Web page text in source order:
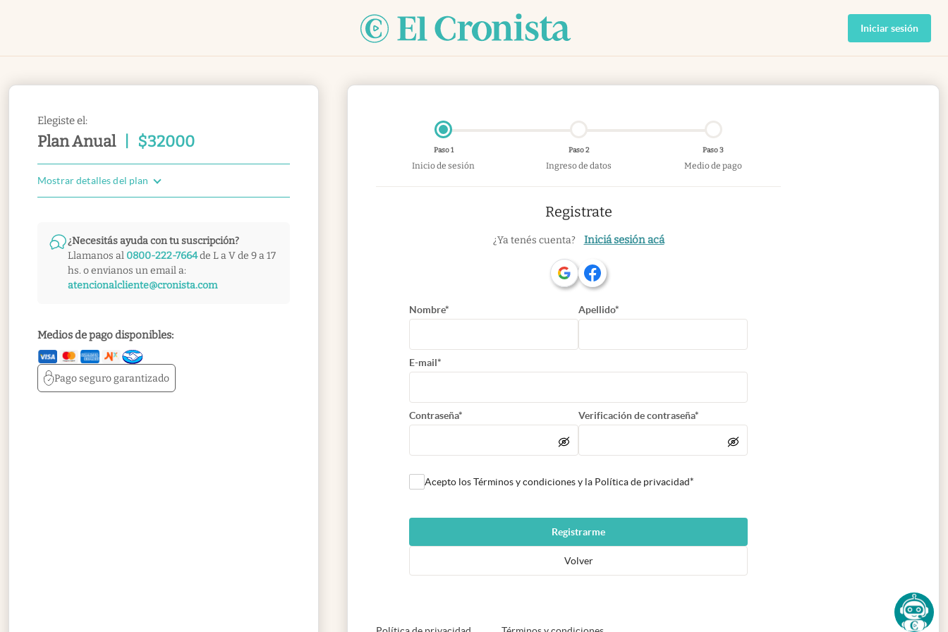
Iniciar sesión
Elegiste el:
Plan Anual $32000
Mostrar detalles del plan
¿Necesitás ayuda con tu suscripción?
Llamanos al 0800-222-7664de L a V de 9 a 17
hs. o envianos un email a:
atencionalcliente@cronista.com
Medios de pago disponibles:
Pago segurogarantizado
Paso 1
Inicio de sesión
Paso 2
Ingreso de datos
Paso 3
Medio de pago
Registrate
¿Ya tenés cuenta? Iniciá sesión acá
Nombre* Apellido*
E-mail*
Contraseña* Verificación de contraseña*
Acepto los Términos y condiciones y la Política de privacidad*
Registrarme
Volver